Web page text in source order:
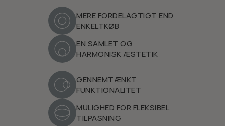
MERE FORDELAGTIGT END
ENKELTKØB
EN SAMLET OG
HARMONISK ÆSTETIK
GENNEMTÆNKT
FUNKTIONALITET
MULIGHED FOR FLEKSIBEL
TILPASNING